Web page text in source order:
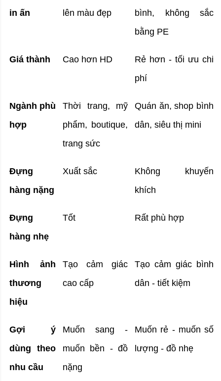
in ấn lên màu đẹp
bình, không sắc
bằng PE
Giá thành Cao hơn HD
Rẻ hơn - tối ưu chi
phí
Ngành phù
hợp
Thời trang, mỹ
phẩm, boutique,
trang sức
Quán ăn, shop bình
dân, siêu thị mini
Đựng
hàng nặng
Xuất sắc
Không khuyến
khích
Đựng
hàng nhẹ
Tốt Rất phù hợp
Hình ảnh
thương
hiệu
Tạo cảm giác
cao cấp
Tạo cảm giác bình
dân - tiết kiệm
Gợi ý
dùng theo
nhu cầu
Muốn sang -
muốn bền - đồ
nặng
Muốn rẻ - muốn số
lượng - đồ nhẹ